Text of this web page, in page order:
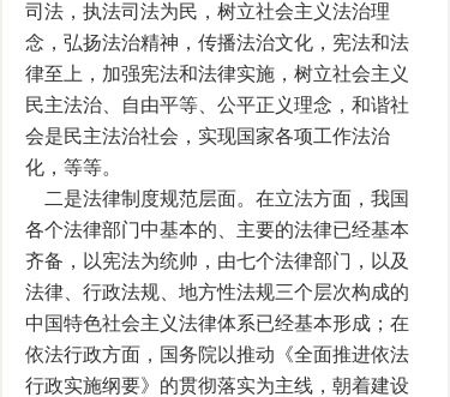
司法，执法司法为民，树立社会主义法治理
念，弘扬法治精神，传播法治文化，宪法和法
律至上，加强宪法和法律实施，树立社会主义
民主法治、自由平等、公平正义理念，和谐社
会是民主法治社会，实现国家各项工作法治
化，等等。
二是法律制度规范层面。在立法方面，我国
各个法律部门中基本的、主要的法律已经基本
齐备，以宪法为统帅，由七个法律部门，以及
法律、行政法规、地方性法规三个层次构成的
中国特色社会主义法律体系已经基本形成；在
依法行政方面，国务院以推动《全面推进依法
行政实施纲要》的贯彻落实为主线，朝着建设